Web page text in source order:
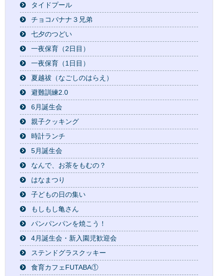
タイドプール
チョコバナナ３兄弟
七夕のつどい
一夜保育（2日目）
一夜保育（1日目）
夏越祓（なごしのはらえ）
避難訓練2.0
6月誕生会
親子クッキング
時計ランチ
5月誕生会
なんで、お茶をもむの？
はなまつり
子どもの日の集い
もしもし亀さん
パンパンパンを焼こう！
4月誕生会・新入園児歓迎会
ステンドグラスクッキー
食育カフェFUTABA①